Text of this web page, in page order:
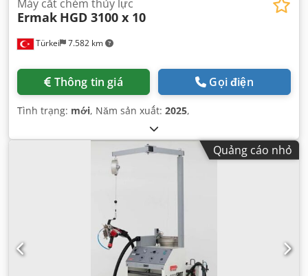
Türkei 7.582 km
Máy cắt chém thủy lực
Ermak HGD 3100 x 10
Thông tin giá Gọi điện
Tình trạng: mới, Năm sản xuất: 2025,
Quảng cáo nhỏ